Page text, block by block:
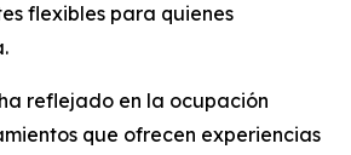
flexibles para quienes
reflejado en la ocupación
que ofrecen experiencias